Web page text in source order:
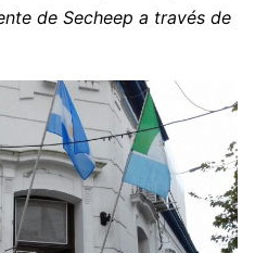
de Secheep a través de